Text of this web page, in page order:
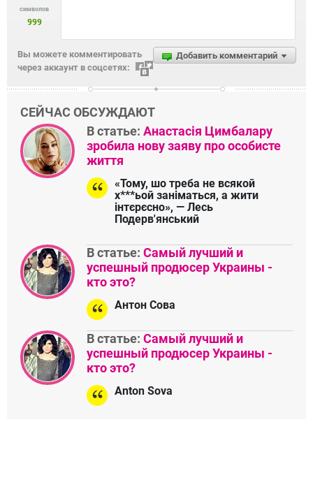
символов
999
Добавить комментарий
Вы можете комментировать
через аккаунт в соцсетях:
СЕЙЧАС ОБСУЖДАЮТ
В статье: Анастасія Цимбалару
зробила нову заяву про особисте
життя
«Тому, шо треба не всякой
х***ьой заніматься, а жити
інтєрєсно», — Лесь
Подерв'янський
В статье: Самый лучший и
успешный продюсер Украины -
кто это?
Антон Сова
В статье: Самый лучший и
успешный продюсер Украины -
кто это?
Anton Sova